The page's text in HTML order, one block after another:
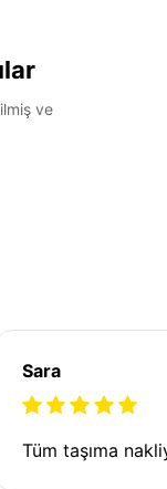
ve
Sara
Tüm taşıma